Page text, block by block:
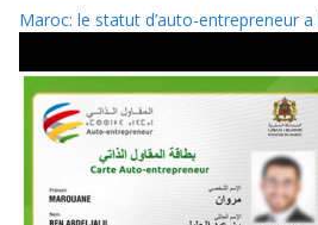
Maroc: le statut d’auto-entrepreneur